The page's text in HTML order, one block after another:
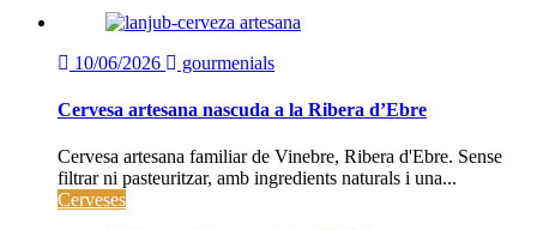
10/06/2026 gourmenials
Cervesa artesana nascuda a la Ribera d’Ebre
Cervesa artesana familiar de Vinebre, Ribera d'Ebre. Sense
filtrar ni pasteuritzar, amb ingredients naturals i una...
Cerveses